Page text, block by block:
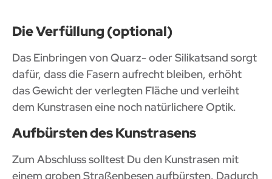
Die Verfüllung (optional)
Das Einbringen von Quarz- oder Silikatsand sorgt
dafür, dass die Fasern aufrecht bleiben, erhöht
das Gewicht der verlegten Fläche und verleiht
dem Kunstrasen eine noch natürlichere Optik.
Aufbürsten des Kunstrasens
Zum Abschluss solltest Du den Kunstrasen mit
einem groben Straßenbesen aufbürsten. Dadurch